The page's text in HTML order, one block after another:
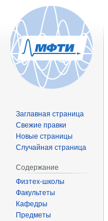
Заглавная страница
Свежие правки
Новые страницы
Случайная страница
Содержание
Физтех-школы
Факультеты
Кафедры
Предметы